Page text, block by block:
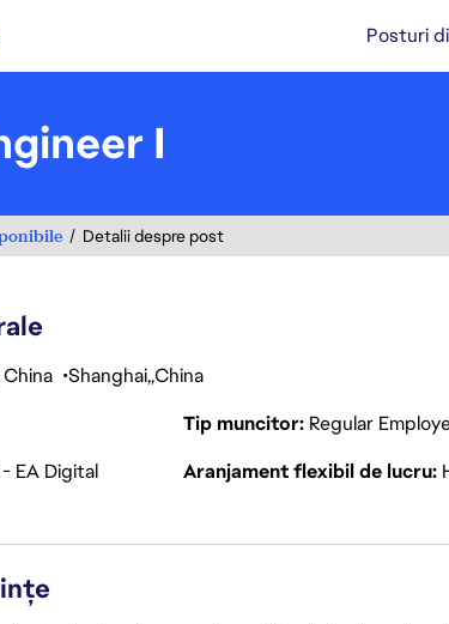
Posturi
I
Detalii despre post
Shanghai China
Tip muncitor Regular
EA Digital
Aranjament flexibil de lucru